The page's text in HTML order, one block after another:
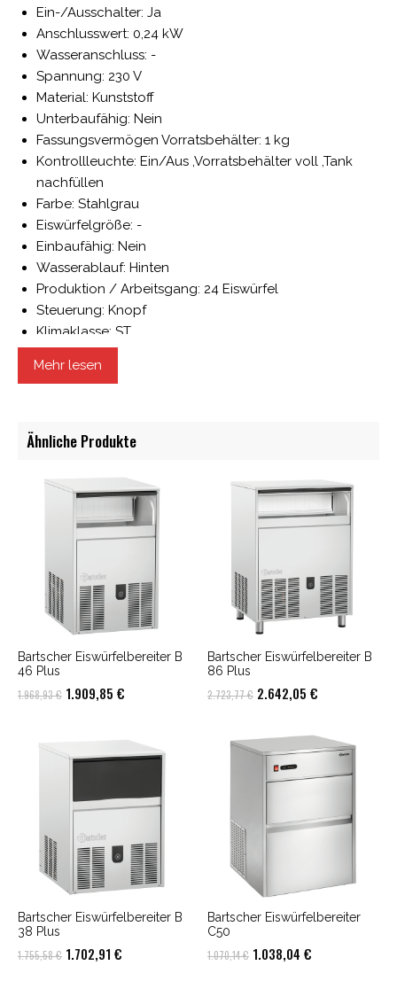
Ein-/Ausschalter: Ja
Anschlusswert: 0,24 kW
Wasseranschluss: -
Spannung: 230 V
Material: Kunststoff
Unterbaufähig: Nein
Fassungsvermögen Vorratsbehälter: 1 kg
Kontrollleuchte: Ein/Aus ,Vorratsbehälter voll ,Tank
nachfüllen
Farbe: Stahlgrau
Eiswürfelgröße: -
Einbaufähig: Nein
Wasserablauf: Hinten
Produktion / Arbeitsgang: 24 Eiswürfel
Steuerung: Knopf
Klimaklasse: ST
Tankinhalt: 2,3 Liter
Frequenz: 50 Hz
Mehr lesen
Ähnliche Produkte
Bartscher Eiswürfelbereiter B
46 Plus
1.968,93€ Ursprünglicher
1.968,93 €
1.909,85 €
ist:
1.909,85 €.
Bartscher Eiswürfelbereiter B
86 Plus
2.723,77€ Ursprünglicher
war:
2.723,77 €
2.642,05 €
ist:
2.642,05 €.
Bartscher Eiswürfelbereiter B
38 Plus
1.755,58€ Ursprünglicher
1.702,91 €
Bartscher Eiswürfelbereiter
C50
1.070,14€ Ursprünglicher
1.038,04 €